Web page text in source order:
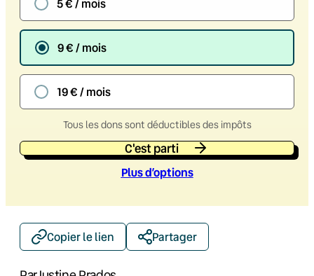
5 € / mois
9 € / mois
19 € / mois
Tous les dons sont déductibles des impôts
C'est parti
Plus d’options
Copier le lien Partager